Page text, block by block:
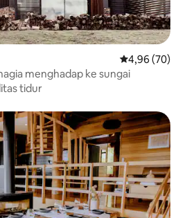
Nilai rata-rata
4,96 (70)
menghadap ke sungai
tidur